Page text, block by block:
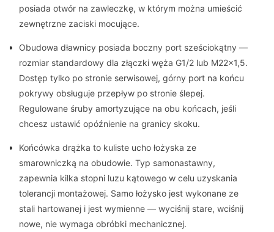
posiada otwór na zawleczkę, w którym można umieścić
zewnętrzne zaciski mocujące.
Obudowa dławnicy posiada boczny port sześciokątny —
rozmiar standardowy dla złączki węża G1/2 lub M22×1,5.
Dostęp tylko po stronie serwisowej, górny port na końcu
pokrywy obsługuje przepływ po stronie ślepej.
Regulowane śruby amortyzujące na obu końcach, jeśli
chcesz ustawić opóźnienie na granicy skoku.
Końcówka drążka to kuliste ucho łożyska ze
smarowniczką na obudowie. Typ samonastawny,
zapewnia kilka stopni luzu kątowego w celu uzyskania
tolerancji montażowej. Samo łożysko jest wykonane ze
stali hartowanej i jest wymienne — wyciśnij stare, wciśnij
nowe, nie wymaga obróbki mechanicznej.